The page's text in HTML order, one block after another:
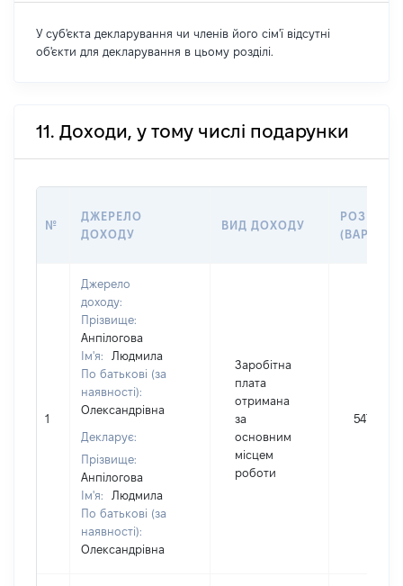
У суб'єкта декларування чи членів його сім'ї відсутні
об'єкти для декларування в цьому розділі.
11. Доходи, у тому числі подарунки
№
ДЖЕРЕЛО
ДОХОДУ
ВИД ДОХОДУ
РОЗМІР
1
Джерело
доходу:
Прізвище:
Анпілогова
Ім'я:
Людмила
По батькові (за
наявності):
Олександрівна
Декларує:
Прізвище:
Анпілогова
Ім'я:
Людмила
По батькові (за
наявності):
Олександрівна
Заробітна
плата
отримана
за
основним
місцем
роботи
54763